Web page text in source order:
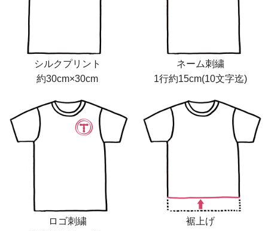
シルクプリント
約30cm×30cm
ネーム刺繍
1行約15cm(10文字迄)
ロゴ刺繍
裾上げ